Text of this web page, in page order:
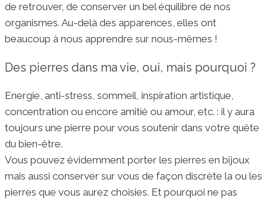
de retrouver, de conserver un bel équilibre de nos
organismes. Au-delà des apparences, elles ont
beaucoup à nous apprendre sur nous-mêmes !
Des pierres dans ma vie, oui, mais pourquoi ?
Energie, anti-stress, sommeil, inspiration artistique,
concentration ou encore amitié ou amour, etc. : il y aura
toujours une pierre pour vous soutenir dans votre quête
du bien-être.
Vous pouvez évidemment porter les pierres en bijoux
mais aussi conserver sur vous de façon discrète la ou les
pierres que vous aurez choisies. Et pourquoi ne pas